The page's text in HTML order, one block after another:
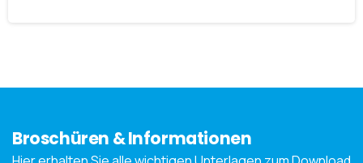
Broschüren & Informationen